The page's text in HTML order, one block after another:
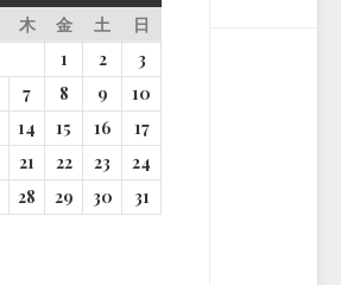
木 金 土
日
1
2
3
7 8 9
10
14 15 16
17
21 22 23
24
28 29 30
31